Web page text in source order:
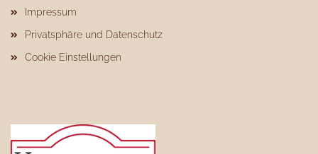
Impressum
Privatsphäre und Datenschutz
Cookie Einstellungen